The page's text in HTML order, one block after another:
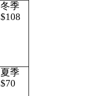
冬季
$108
夏季
$70